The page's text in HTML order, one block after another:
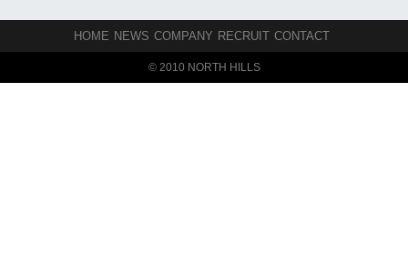
HOME NEWS COMPANY RECRUIT CONTACT
© 2010 NORTH HILLS